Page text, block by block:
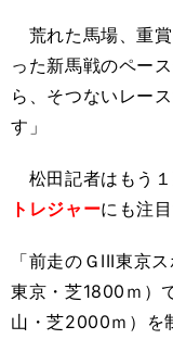
荒れた馬場、重
った新馬戦のペー
ら、そつないレー
す」
松田記者はもう
トレジャーにも注目
「前走のＧIII東京
東京・芝1800ｍ）
山・芝2000ｍ）を